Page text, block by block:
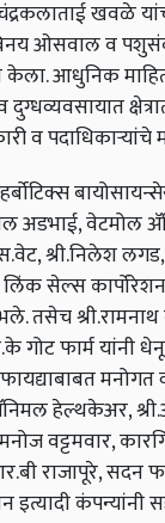
खवळे
ओसवाल व
केला. आधुनिक
व पदाधिकाऱ्यांचे
अडभाई, वेटमोल
श्री.निलेश
लिंक सेल्स
तसेच
गोट फार्म यांनी
फायद्याबाबत
हेल्थकेअर,
वट्टमवार,
राजापूरे, सदन
कंपन्यांनी